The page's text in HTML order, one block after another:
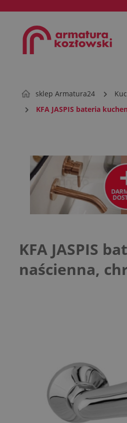
sklep Armatura24
KFA JASPIS bateria
KFA JASPIS
naścienna,